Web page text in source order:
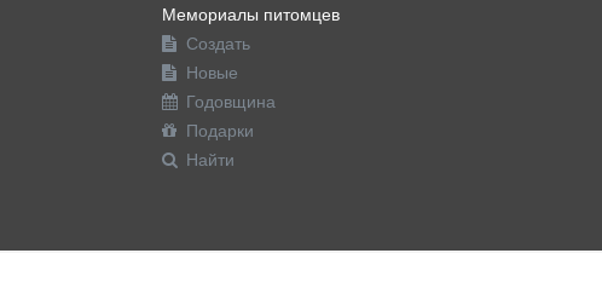
Мемориалы питомцев
Создать
Новые
Годовщина
Подарки
Найти